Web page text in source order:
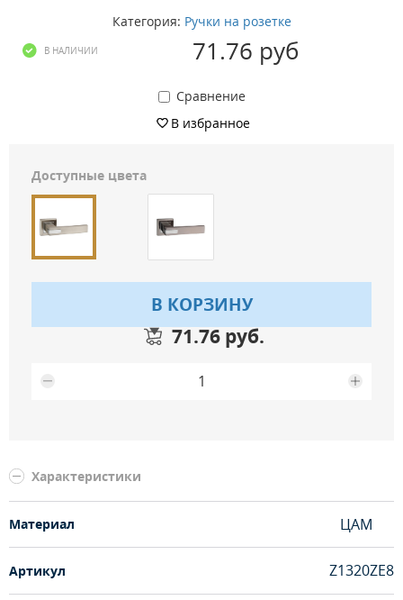
Категория: Ручки на розетке
В НАЛИЧИИ 71.76 руб
Сравнение
В избранное
Доступные цвета
В КОРЗИНУ
71.76 руб.
Характеристики
Материал ЦАМ
Артикул Z1320ZE8